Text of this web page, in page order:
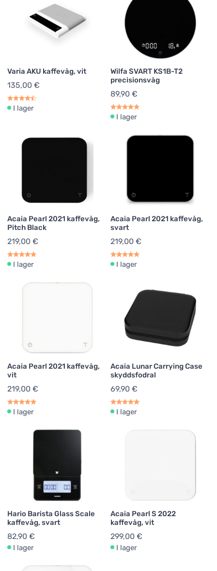
Varia AKU kaffevåg, vit
135,00 €
I lager
Wilfa SVART KS1B-T2
precisionsvåg
89,90 €
I lager
Acaia Pearl 2021 kaffevåg,
Pitch Black
219,00 €
I lager
Acaia Pearl 2021 kaffevåg,
svart
219,00 €
I lager
Acaia Pearl 2021 kaffevåg,
vit
219,00 €
I lager
Acaia Lunar Carrying Case
skyddsfodral
69,90 €
I lager
Hario Barista Glass Scale
kaffevåg, svart
82,90 €
I lager
Acaia Pearl S 2022
kaffevåg, vit
299,00 €
I lager